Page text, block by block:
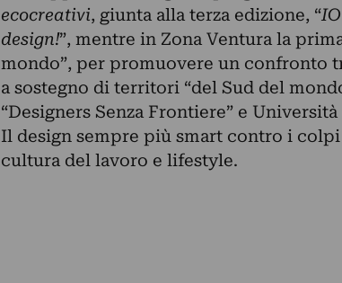
ecocreativi, giunta alla terza edizione, “
design!”, mentre in Zona Ventura la
mondo”, per promuovere un confronto
a sostegno di territori “del Sud del
“Designers Senza Frontiere” e
Il design sempre più smart contro i
cultura del lavoro e lifestyle.